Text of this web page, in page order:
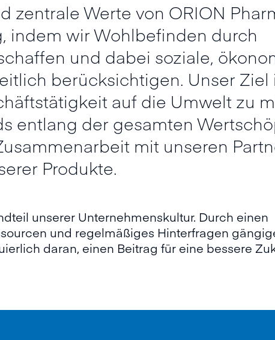
zentrale Werte von ORION
indem wir Wohlbefinden durch
und dabei soziale,
berücksichtigen. Unser Ziel
auf die Umwelt zu
entlang der gesamten
mit unseren
Produkte.
unserer Unternehmenskultur. Durch einen
und regelmäßiges Hinterfragen
daran, einen Beitrag für eine bessere